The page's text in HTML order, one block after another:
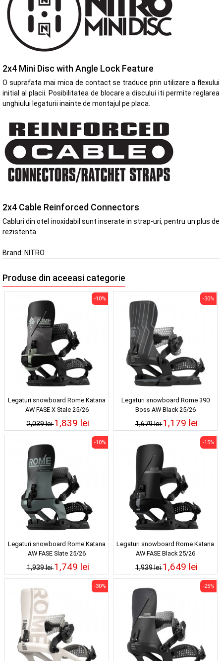
2x4 Mini Disc with Angle Lock Feature
O suprafata mai mica de contact se traduce prin utilizare a flexului
initial al placii. Posibilitatea de blocare a discului iti permite reglarea
unghiului legaturii inainte de montajul pe placa.
2x4 Cable Reinforced Connectors
Cabluri din otel inoxidabil sunt inserate in strap-uri, pentru un plus de
rezistenta.
Brand: NITRO
Produse din aceeasi categorie
Legaturi snowboard Rome Katana
AW FASE X Stale 25/26
2,039 lei
-10%
1,839 lei
Legaturi snowboard Rome 390
Boss AW Black 25/26
1,679 lei
-30%
1,179 lei
Legaturi snowboard Rome Katana
AW FASE Slate 25/26
1,939 lei
-10%
1,749 lei
Legaturi snowboard Rome Katana
AW FASE Black 25/26
1,939 lei
-15%
1,649 lei
-30% -25%